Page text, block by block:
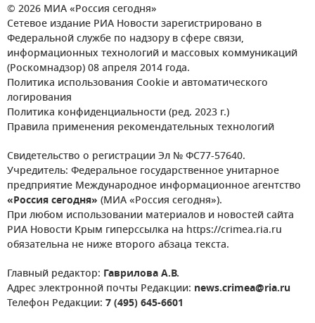
© 2026 МИА «Россия сегодня»
Сетевое издание РИА Новости зарегистрировано в
Федеральной службе по надзору в сфере связи,
информационных технологий и массовых коммуникаций
(Роскомнадзор) 08 апреля 2014 года.
Политика использования Cookie и автоматического
логирования
Политика конфиденциальности (ред. 2023 г.)
Правила применения рекомендательных технологий
Свидетельство о регистрации Эл № ФС77-57640.
Учредитель: Федеральное государственное унитарное
предприятие Международное информационное агентство
«Россия сегодня» (МИА «Россия сегодня»).
При любом использовании материалов и новостей сайта
РИА Новости Крым гиперссылка на https://crimea.ria.ru
обязательна не ниже второго абзаца текста.
Главный редактор: Гаврилова А.В.
Адрес электронной почты Редакции: news.crimea@ria.ru
Телефон Редакции: 7 (495) 645-6601